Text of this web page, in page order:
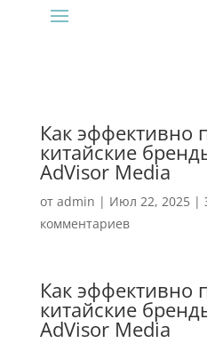
Как эффективно
китайские
AdVisor Media
от admin | Июл 22, 2025|
комментариев
Как эффективно
китайские
AdVisor Media